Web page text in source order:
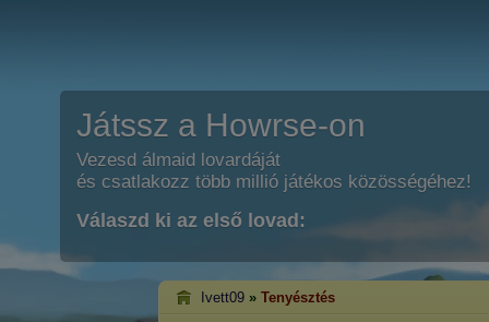
Játssz a Howrse-on
Vezesd álmaid lovardáját
és csatlakozz több millió játékos közösségéhez!
Válaszd ki az első lovad:
Ivett09 » Tenyésztés